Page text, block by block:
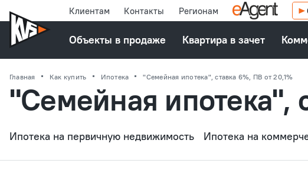
Клиентам Контакты Регионам
Объекты в продаже Квартира в зачет
Главная Как купить Ипотека "Семейная ипотека", ставка 6%, ПВ от 20,1%
"Семейная ипотека",
Ипотека на первичную недвижимость Ипотека на